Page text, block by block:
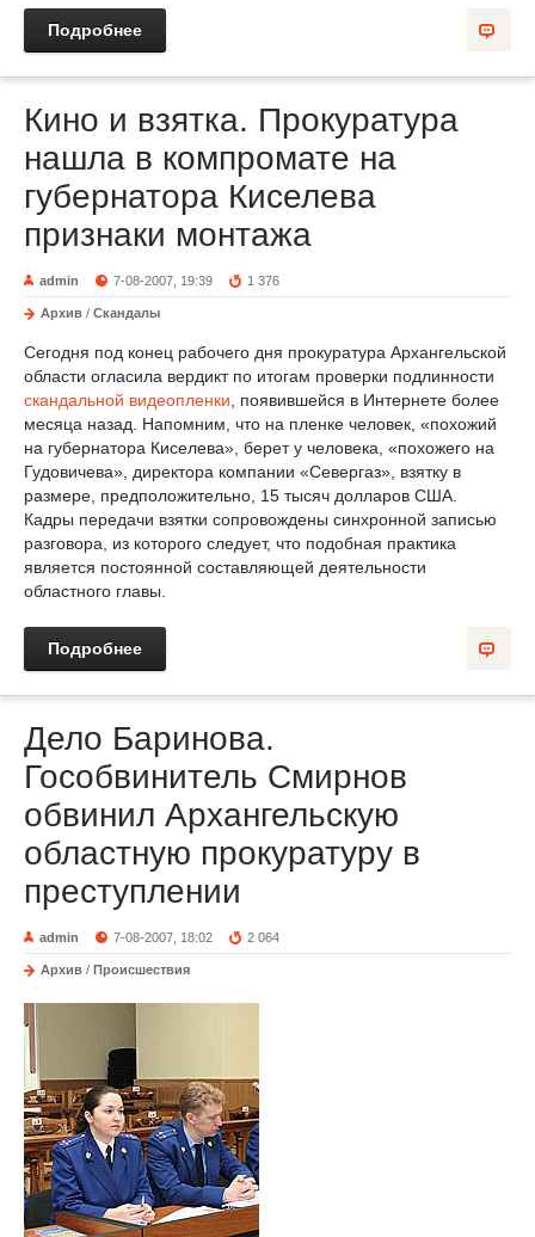
Подробнее
Кино и взятка. Прокуратура
нашла в компромате на
губернатора Киселева
признаки монтажа
admin 7-08-2007, 19:39 1 376
Архив / Скандалы
Сегодня под конец рабочего дня прокуратура Архангельской
области огласила вердикт по итогам проверки подлинности
скандальной видеопленки , появившейся в Интернете более
месяца назад. Напомним, что на пленке человек, «похожий
на губернатора Киселева», берет у человека, «похожего на
Гудовичева», директора компании «Севергаз», взятку в
размере, предположительно, 15 тысяч долларов США.
Кадры передачи взятки сопровождены синхронной записью
разговора, из которого следует, что подобная практика
является постоянной составляющей деятельности
областного главы.
Подробнее
Дело Баринова.
Гособвинитель Смирнов
обвинил Архангельскую
областную прокуратуру в
преступлении
admin 7-08-2007, 18:02 2 064
Архив / Происшествия